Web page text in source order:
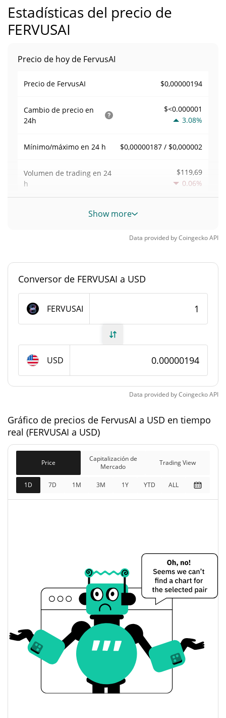
Estadísticas del precio de
FERVUSAI
Precio de hoy de FervusAI
Precio de FervusAI $0,00000194
Cambio de precio en
24h
$<0.000001
3.08%
Mínimo/máximo en 24 h $0,00000187 / $0,000002
Volumen de trading en 24
h
$119,69
0.06%
Volumen/capitalización de
Rango en el mercado
Suministro de FervusAI
999.752.463,993 FERVUSAI
Suministro total 999.752.463,993 FERVUSAI
Suministro máximo 1.000.000.000 FERVUSAI
Capitalización de
Mercado
3.06%
Capitalización de
mercado
completamente diluida
3.54%
$0,0000018730779
Apertura/cierre de ayer
$0,0000018719274 /
$0,0000018730779
Volumen de ayer $2,1994767
Historial de precios de FervusAI
Mínimo/máximo en 7 días
$0,000001869335 /
Show more
Data provided byCoingeckoAPI
Conversor de FERVUSAI a USD
FERVUSAI
USD
Data provided byCoingeckoAPI
Gráfico de precios de FervusAI a USD en tiempo
real (FERVUSAI a USD)
Price
Capitalización de
Mercado
Trading View
1D 7D 1M 3M 1Y YTD ALL